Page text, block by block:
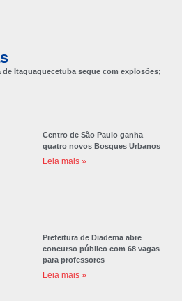
Itaquaquecetuba segue com explosões;
Centro de São Paulo ganha
quatro novos Bosques Urbanos
Leia mais »
Prefeitura de Diadema abre
concurso público com 68 vagas
para professores
Leia mais »